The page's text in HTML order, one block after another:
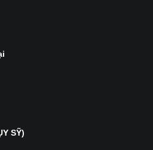
SỸ)